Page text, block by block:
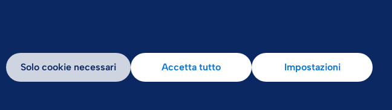
Blog
Solo cookie necessari Accetta tutto Impostazioni